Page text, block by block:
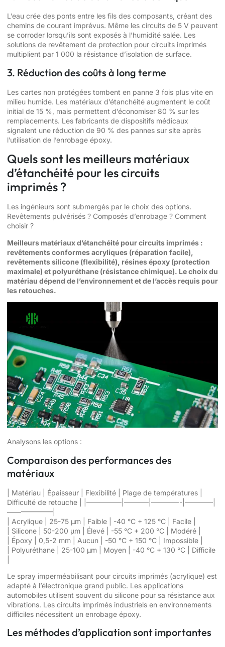
L’eau crée des ponts entre les fils des composants, créant des
chemins de courant imprévus. Même les circuits de 5 V peuvent
se corroder lorsqu’ils sont exposés à l’humidité salée. Les
solutions de revêtement de protection pour circuits imprimés
multiplient par 1 000 la résistance d’isolation de surface.
3. Réduction des coûts à long terme
Les cartes non protégées tombent en panne 3 fois plus vite en
milieu humide. Les matériaux d’étanchéité augmentent le coût
initial de 15 %, mais permettent d’économiser 80 % sur les
remplacements. Les fabricants de dispositifs médicaux
signalent une réduction de 90 % des pannes sur site après
l’utilisation de l’enrobage époxy.
Quels sont les meilleurs matériaux
d’étanchéité pour les circuits
imprimés ?
Les ingénieurs sont submergés par le choix des options.
Revêtements pulvérisés ? Composés d’enrobage ? Comment
choisir ?
Meilleurs matériaux d’étanchéité pour circuits imprimés :
revêtements conformes acryliques (réparation facile),
revêtements silicone (flexibilité), résines époxy (protection
maximale) et polyuréthane (résistance chimique). Le choix du
matériau dépend de l’environnement et de l’accès requis pour
les retouches.
Analysons les options :
Comparaison des performances des
matériaux
| Matériau | Épaisseur | Flexibilité | Plage de températures |
Difficulté de retouche | |—————|———–|————-|————|
——————–|
| Acrylique | 25-75 µm | Faible | -40 °C + 125 °C | Facile |
| Silicone | 50-200 µm | Élevé | -55 °C + 200 °C | Modéré |
| Époxy | 0,5-2 mm | Aucun | -50 °C + 150 °C | Impossible |
| Polyuréthane | 25-100 µm | Moyen | -40 °C + 130 °C | Difficile
Le spray imperméabilisant pour circuits imprimés (acrylique) est
adapté à l’électronique grand public. Les applications
automobiles utilisent souvent du silicone pour sa résistance aux
vibrations. Les circuits imprimés industriels en environnements
difficiles nécessitent un enrobage époxy.
Les méthodes d’application sont importantes